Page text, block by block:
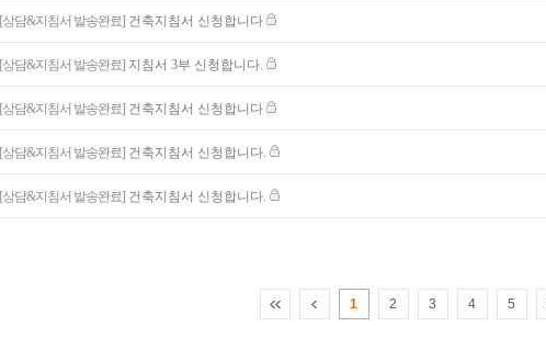
[상담&지침서 발송완료] 건축지침서 신청합니다
[상담&지침서 발송완료] 지침서 3부 신청합니다.
[상담&지침서 발송완료] 건축지침서 신청합니다
[상담&지침서 발송완료] 건축지침서 신청합니다.
[상담&지침서 발송완료] 건축지침서 신청합니다.
1 2 3 4 5